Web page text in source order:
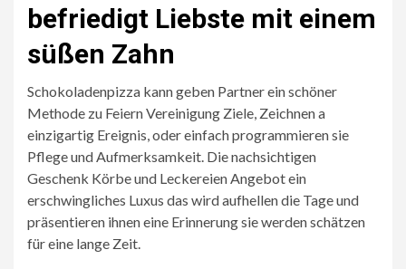
befriedigt Liebste mit einem
süßen Zahn
Schokoladenpizza kann geben Partner ein schöner
Methode zu Feiern Vereinigung Ziele, Zeichnen a
einzigartig Ereignis, oder einfach programmieren sie
Pflege und Aufmerksamkeit. Die nachsichtigen
Geschenk Körbe und Leckereien Angebot ein
erschwingliches Luxus das wird aufhellen die Tage und
präsentieren ihnen eine Erinnerung sie werden schätzen
für eine lange Zeit.